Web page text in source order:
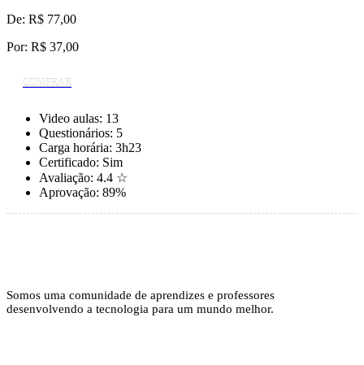
De: R$ 77,00
Por: R$ 37,00
COMPRAR
Video aulas: 13
Questionários: 5
Carga horária: 3h23
Certificado: Sim
Avaliação: 4.4 ☆
Aprovação: 89%
Somos uma comunidade de aprendizes e professores
desenvolvendo a tecnologia para um mundo melhor.